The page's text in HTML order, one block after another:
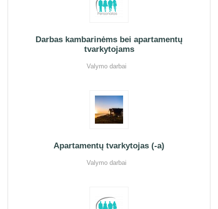
Darbas kambarinėms bei apartamentų
tvarkytojams
Valymo darbai
Apartamentų tvarkytojas (-a)
Valymo darbai